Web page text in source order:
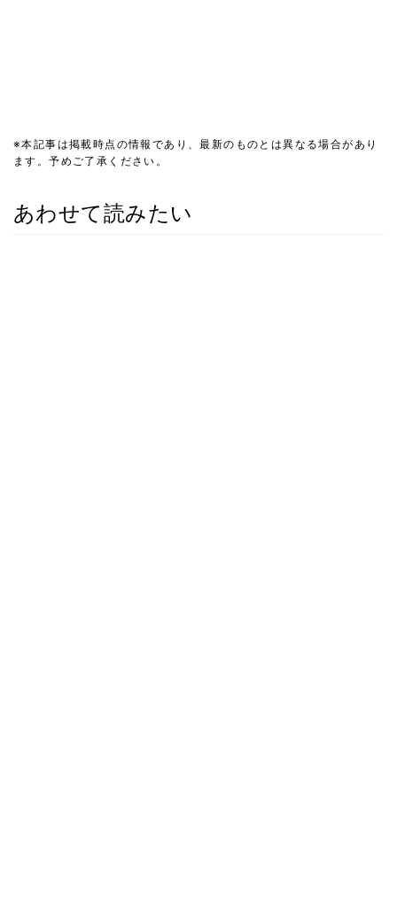
※本記事は掲載時点の情報であり、最新のものとは異なる場合があり
ます。予めご了承ください。
あわせて読みたい